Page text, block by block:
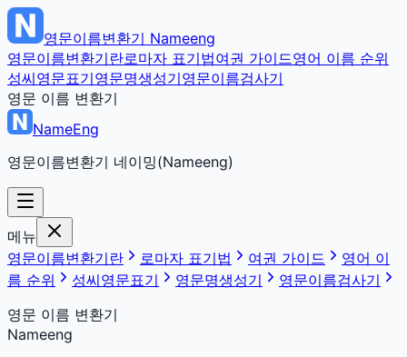
영문이름변환기 Nameeng
영문이름변환기란로마자 표기법여권 가이드영어 이름 순위
성씨영문표기영문명생성기영문이름검사기
영문 이름 변환기
NameEng
영문이름변환기 네이밍(Nameeng)
메뉴
영문이름변환기란
로마자 표기법 여권 가이드
영어 이
름 순위
성씨영문표기 영문명생성기
영문이름검사기
영문 이름 변환기
Nameeng